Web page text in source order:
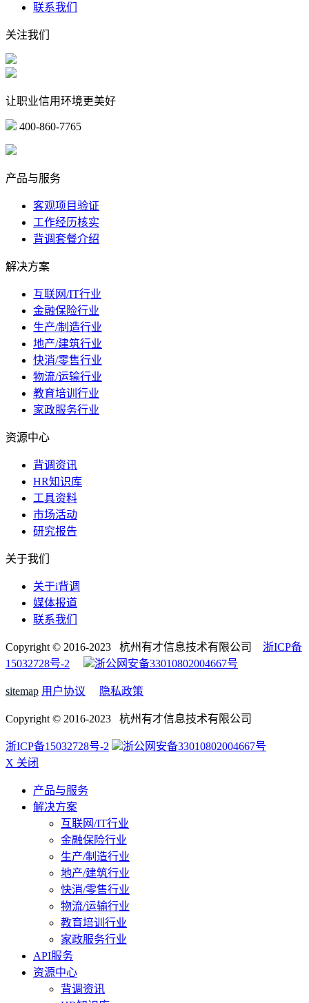
联系我们
关注我们
让职业信用环境更美好
400-860-7765
产品与服务
客观项目验证
工作经历核实
背调套餐介绍
解决方案
互联网/IT行业
金融保险行业
生产/制造行业
地产/建筑行业
快消/零售行业
物流/运输行业
教育培训行业
家政服务行业
资源中心
背调资讯
HR知识库
工具资料
市场活动
研究报告
关于我们
关于i背调
媒体报道
联系我们
Copyright © 2016-2023 杭州有才信息技术有限公司 浙ICP备
15032728号-2
浙公网安备33010802004667号
sitemap 用户协议 隐私政策
Copyright © 2016-2023 杭州有才信息技术有限公司
浙ICP备15032728号-2
浙公网安备33010802004667号
X 关闭
产品与服务
解决方案
互联网/IT行业
金融保险行业
生产/制造行业
地产/建筑行业
快消/零售行业
物流/运输行业
教育培训行业
家政服务行业
API服务
资源中心
背调资讯